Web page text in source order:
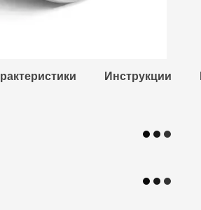
Инструкции